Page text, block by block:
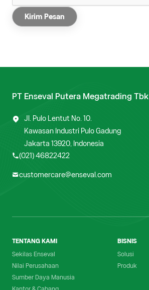
PT Enseval Putera Megatrading Tbk
Jl. Pulo Lentut No. 10.
Kawasan Industri Pulo Gadung
Jakarta 13920, Indonesia
(021) 46822422
customercare@enseval.com
TENTANG KAMI
Sekilas Enseval
Nilai Perusahaan
Sumber Daya Manusia
BISNIS
Solusi
Produk